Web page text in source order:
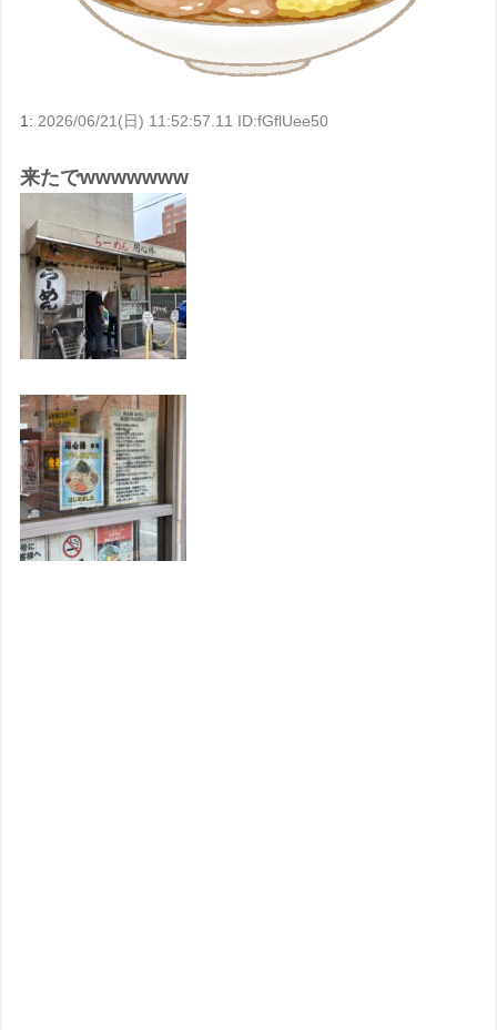
1: 2026/06/21(日) 11:52:57.11 ID:fGflUee50
来たでwwwwwww